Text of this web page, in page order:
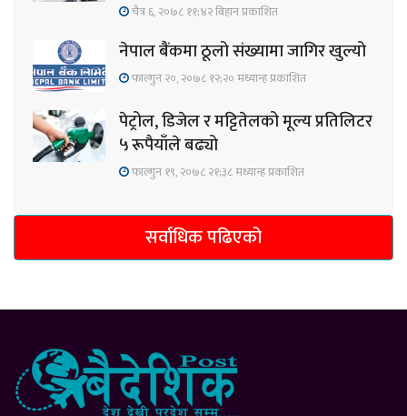
चैत्र ६, २०७८ ११;४२ बिहान प्रकाशित
नेपाल बैंकमा ठूलो संख्यामा जागिर खुल्यो
फाल्गुन २०, २०७८ १२;२० मध्यान्ह प्रकाशित
पेट्रोल, डिजेल र मट्टितेलको मूल्य प्रतिलिटर
५ रूपैयाँले बढ्यो
फाल्गुन १९, २०७८ २१;३८ मध्यान्ह प्रकाशित
सर्वाधिक पढिएको